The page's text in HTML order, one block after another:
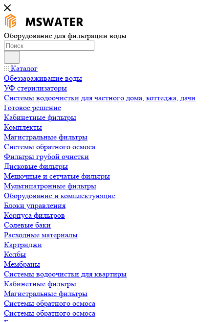
Оборудование для фильтрации воды
Каталог
Обеззараживание воды
УФ стерилизаторы
Системы водоочистки для частного дома, коттеджа, дачи
Готовое решение
Кабинетные фильтры
Комплекты
Магистральные фильтры
Системы обратного осмоса
Фильтры грубой очистки
Дисковые фильтры
Мешочные и сетчатые фильтры
Мультипатронные фильтры
Оборудование и комплектующие
Блоки управления
Корпуса фильтров
Солевые баки
Расходные материалы
Картриджи
Колбы
Мембраны
Системы водоочистки для квартиры
Кабинетные фильтры
Магистральные фильтры
Системы обратного осмоса
Системы обратного осмоса